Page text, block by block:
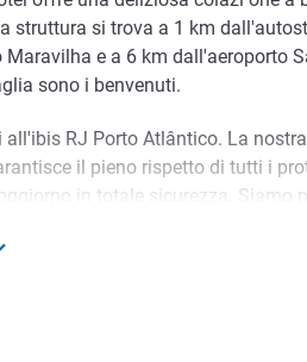
struttura si trova a 1 km
Maravilha e a 6 km dall'aeroporto
sono i benvenuti.
all'ibis RJ Porto Atlântico. La
il pieno rispetto di tutti i
in totale sicurezza. Siamo
Gestione hotel